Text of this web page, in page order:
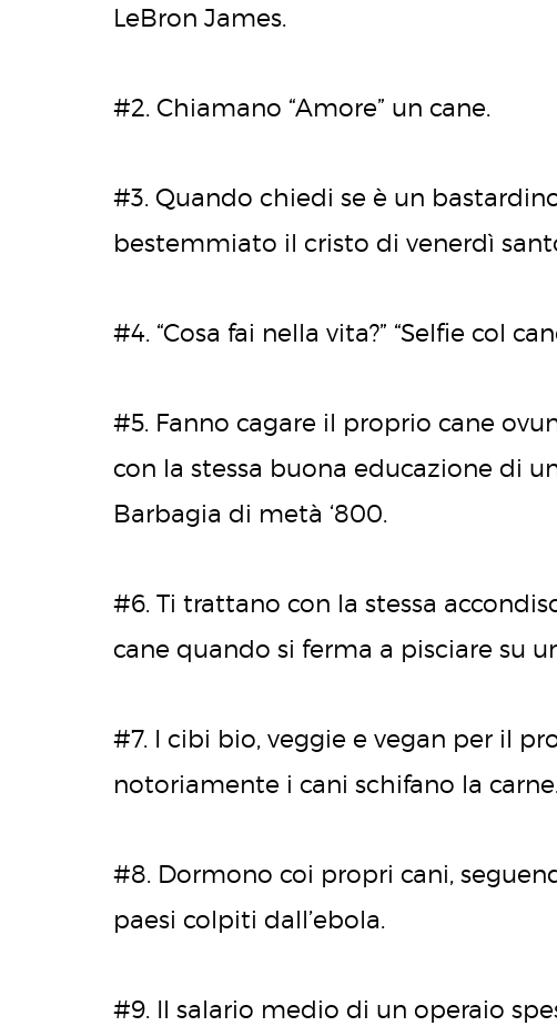
LeBron James.
#2. Chiamano “Amore” un cane.
#3. Quando chiedi se è un
bestemmiato il cristo di venerdì
#4. “Cosa fai nella vita?” “Selfie col
#5. Fanno cagare il proprio cane
con la stessa buona educazione di
Barbagia di metà ‘800.
#6. Ti trattano con la stessa
cane quando si ferma a pisciare su
#7. I cibi bio, veggie e vegan per il
notoriamente i cani schifano la
#8. Dormono coi propri cani,
paesi colpiti dall’ebola.
#9. Il salario medio di un operaio